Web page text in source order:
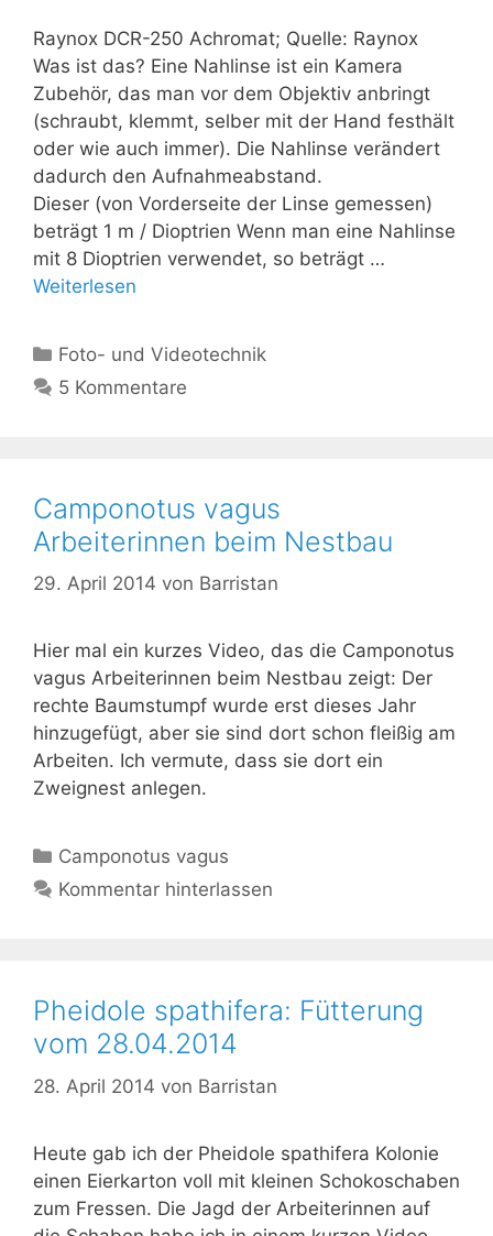
Raynox DCR-250 Achromat; Quelle: Raynox
Was ist das? Eine Nahlinse ist ein Kamera
Zubehör, das man vor dem Objektiv anbringt
(schraubt, klemmt, selber mit der Hand festhält
oder wie auch immer). Die Nahlinse verändert
dadurch den Aufnahmeabstand.
Dieser (von Vorderseite der Linse gemessen)
beträgt 1 m / Dioptrien Wenn man eine Nahlinse
mit 8 Dioptrien verwendet, so beträgt …
Weiterlesen
Kategorien
Foto- und Videotechnik
5 Kommentare
Camponotus vagus
Arbeiterinnen beim Nestbau
29. April 2014 von Barristan
Hier mal ein kurzes Video, das die Camponotus
vagus Arbeiterinnen beim Nestbau zeigt: Der
rechte Baumstumpf wurde erst dieses Jahr
hinzugefügt, aber sie sind dort schon fleißig am
Arbeiten. Ich vermute, dass sie dort ein
Zweignest anlegen.
Kategorien
Camponotus vagus
Kommentar hinterlassen
Pheidole spathifera: Fütterung
vom 28.04.2014
28. April 2014 von Barristan
Heute gab ich der Pheidole spathifera Kolonie
einen Eierkarton voll mit kleinen Schokoschaben
zum Fressen. Die Jagd der Arbeiterinnen auf